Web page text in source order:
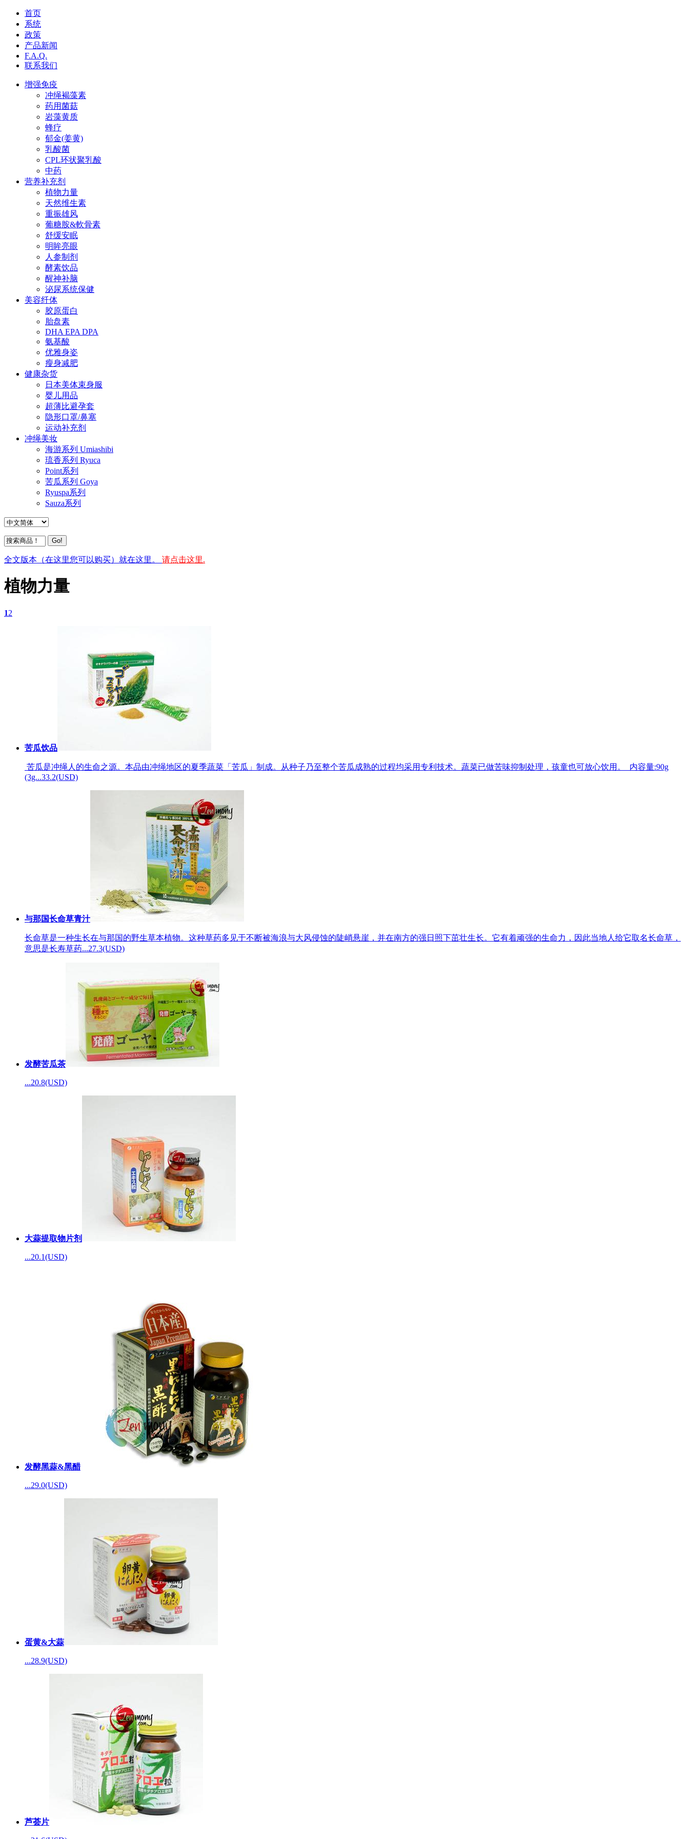
首页
系统
政策
产品新闻
F.A.Q.
联系我们
增强免疫
冲绳褐藻素
药用菌菇
岩藻黄质
蜂疗
郁金(姜黄)
乳酸菌
CPL环状聚乳酸
中药
营养补充剂
植物力量
天然维生素
重振雄风
葡糖胺&軟骨素
舒缓安眠
明眸亮眼
人参制剂
酵素饮品
醒神补脑
泌尿系统保健
美容纤体
胶原蛋白
胎盘素
DHA EPA DPA
氨基酸
优雅身姿
瘦身减肥
健康杂货
日本美体束身服
婴儿用品
超薄比避孕套
隐形口罩/鼻塞
运动补充剂
冲绳美妆
海游系列 Umiashibi
琉香系列 Ryuca
Point系列
苦瓜系列 Goya
Ryuspa系列
Sauza系列
全文版本（在这里您可以购买）就在这里。 请点击这里.
植物力量
12
苦瓜饮品
苦瓜是冲绳人的生命之源。本品由冲绳地区的夏季蔬菜「苦瓜」制成。从种子乃至整个苦瓜成熟的过程均采用专利技术。蔬菜已做苦味抑制处理，孩童也可放心饮用。 内容量:90g
(3g...33.2(USD)
与那国长命草青汁
长命草是一种生长在与那国的野生草本植物。这种草药多见于不断被海浪与大风侵蚀的陡峭悬崖，并在南方的强日照下茁壮生长。它有着顽强的生命力，因此当地人给它取名长命草，
意思是长寿草药...27.3(USD)
发酵苦瓜茶
...20.8(USD)
大蒜提取物片剂
...20.1(USD)
发酵黑蒜&黑醋
...29.0(USD)
蛋黄&大蒜
...28.9(USD)
芦荟片